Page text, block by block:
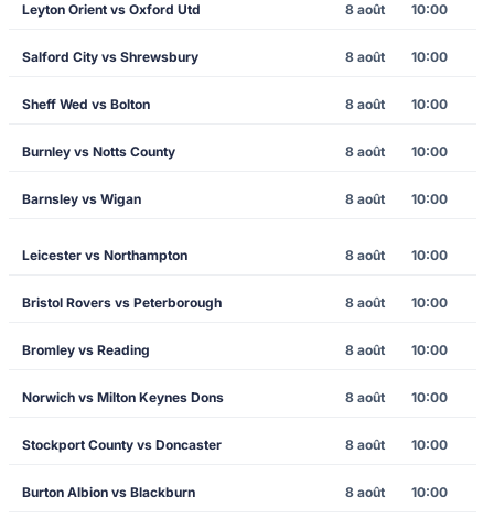
Leyton Orient vs Oxford Utd 8 août 10:00
Salford City vs Shrewsbury 8 août 10:00
Sheff Wed vs Bolton 8 août 10:00
Burnley vs Notts County 8 août 10:00
Barnsley vs Wigan 8 août 10:00
Leicester vs Northampton 8 août 10:00
Bristol Rovers vs Peterborough 8 août 10:00
Bromley vs Reading 8 août 10:00
Norwich vs Milton Keynes Dons 8 août 10:00
Stockport County vs Doncaster 8 août 10:00
Burton Albion vs Blackburn 8 août 10:00